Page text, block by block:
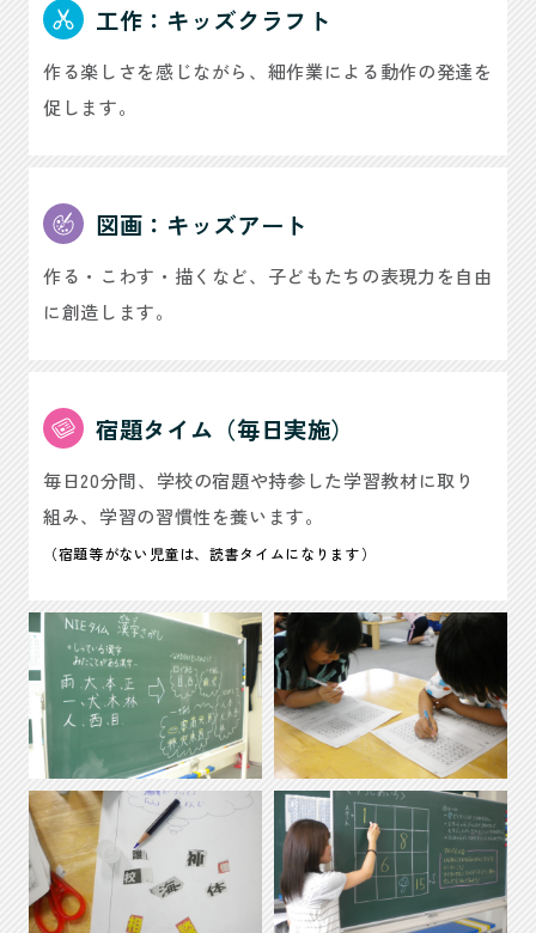
工作：キッズクラフト
作る楽しさを感じながら、細作業による動作の発達を
促します。
図画：キッズアート
作る・こわす・描くなど、子どもたちの表現力を自由
に創造します。
宿題タイム（毎日実施）
毎日20分間、学校の宿題や持参した学習教材に取り
組み、学習の習慣性を養います。
（宿題等がない児童は、読書タイムになります）